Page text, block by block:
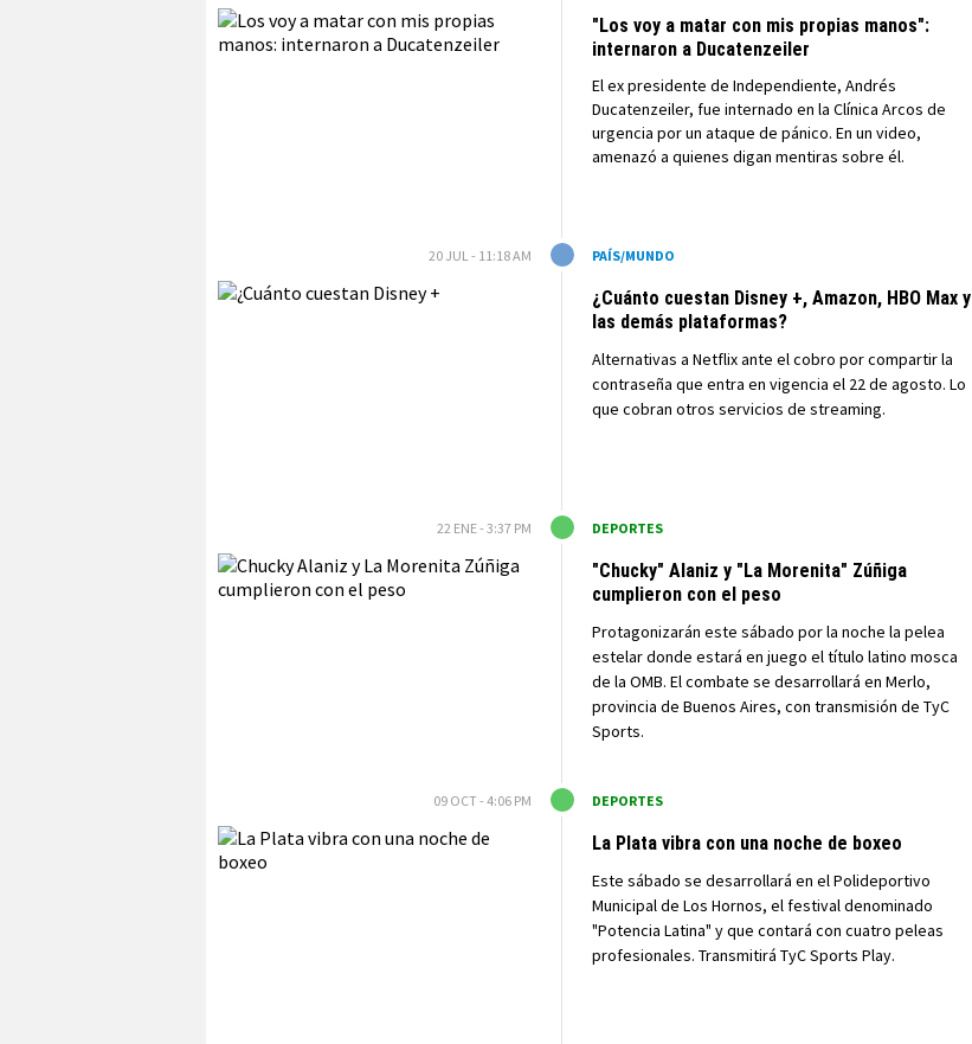
"Los voy a matar con mis propias manos":
internaron a Ducatenzeiler
El ex presidente de Independiente, Andrés
Ducatenzeiler, fue internado en la Clínica Arcos de
urgencia por un ataque de pánico. En un video,
amenazó a quienes digan mentiras sobre él.
20 JUL - 11:18 AM PAÍS/MUNDO
¿Cuánto cuestan Disney +, Amazon, HBO Max y
las demás plataformas?
Alternativas a Netflix ante el cobro por compartir la
contraseña que entra en vigencia el 22 de agosto. Lo
que cobran otros servicios de streaming.
22 ENE - 3:37 PM DEPORTES
"Chucky" Alaniz y "La Morenita" Zúñiga
cumplieron con el peso
Protagonizarán este sábado por la noche la pelea
estelar donde estará en juego el título latino mosca
de la OMB. El combate se desarrollará en Merlo,
provincia de Buenos Aires, con transmisión de TyC
Sports.
09 OCT - 4:06 PM DEPORTES
La Plata vibra con una noche de boxeo
Este sábado se desarrollará en el Polideportivo
Municipal de Los Hornos, el festival denominado
"Potencia Latina" y que contará con cuatro peleas
profesionales. Transmitirá TyC Sports Play.